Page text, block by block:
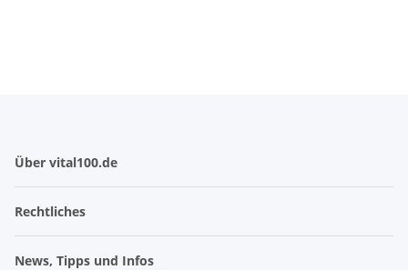
Über vital100.de
Rechtliches
News, Tipps und Infos